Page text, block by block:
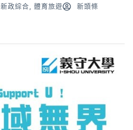
新政綜合 體育旅遊 新頭條